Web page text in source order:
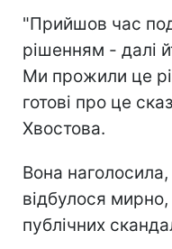
"Прийшов час
рішенням - далі
Ми прожили це
готові про це
Хвостова.
Вона
відбулося мирно,
публічних